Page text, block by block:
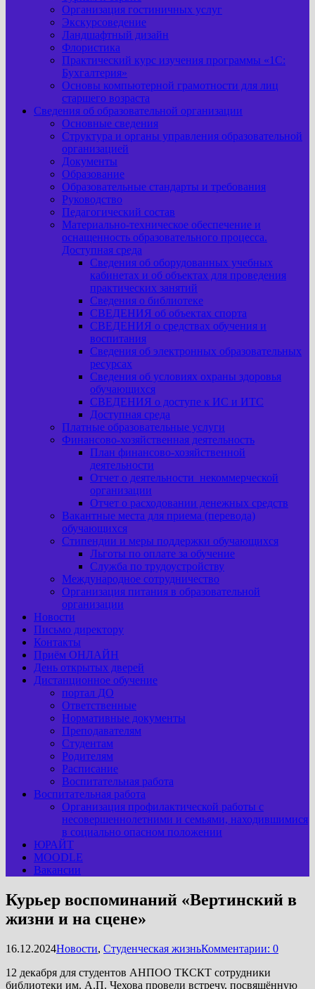
Организация гостиничных услуг
Экскурсоведение
Ландшафтный дизайн
Флористика
Практический курс изучения программы «1С:
Бухгалтерия»
Основы компьютерной грамотности для лиц
старшего возраста
Сведения об образовательной организации
Основные сведения
Структура и органы управления образовательной
организацией
Документы
Образование
Образовательные стандарты и требования
Руководство
Педагогический состав
Материально-техническое обеспечение и
оснащенность образовательного процесса.
Доступная среда
Сведения об оборудованных учебных
кабинетах и об объектах для проведения
практических занятий
Сведения о библиотеке
СВЕДЕНИЯ об объектах спорта
СВЕДЕНИЯ о средствах обучения и
воспитания
Сведения об электронных образовательных
ресурсах
Сведения об условиях охраны здоровья
обучающихся
СВЕДЕНИЯ о доступе к ИС и ИТС
Доступная среда
Платные образовательные услуги
Финансово-хозяйственная деятельность
План финансово-хозяйственной
деятельности
Отчет о деятельности некоммерческой
организации
Отчет о расходовании денежных средств
Вакантные места для приема (перевода)
обучающихся
Стипендии и меры поддержки обучающихся
Льготы по оплате за обучение
Служба по трудоустройству
Международное сотрудничество
Организация питания в образовательной
организации
Новости
Письмо директору
Контакты
Приём ОНЛАЙН
День открытых дверей
Дистанционное обучение
портал ДО
Ответственные
Нормативные документы
Преподавателям
Студентам
Родителям
Расписание
Воспитательная работа
Воспитательная работа
Организация профилактической работы с
несовершеннолетними и семьями, находившимися
в социально опасном положении
ЮРАЙТ
MOODLE
Вакансии
Курьер воспоминаний «Вертинский в
жизни и на сцене»
16.12.2024Новости, Студенческая жизньКомментарии: 0
12 декабря для студентов АНПОО ТКСКТ сотрудники
библиотеки им. А.П. Чехова провели встречу, посвящённую